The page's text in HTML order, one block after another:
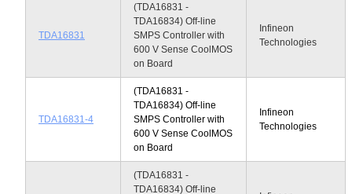
TDA16831
(TDA16831 -
TDA16834) Off-line
SMPS Controller with
600 V Sense CoolMOS
on Board
Infineon
Technologies
TDA16831-4
(TDA16831 -
TDA16834) Off-line
SMPS Controller with
600 V Sense CoolMOS
on Board
Infineon
Technologies
(TDA16831 -
TDA16834) Off-line